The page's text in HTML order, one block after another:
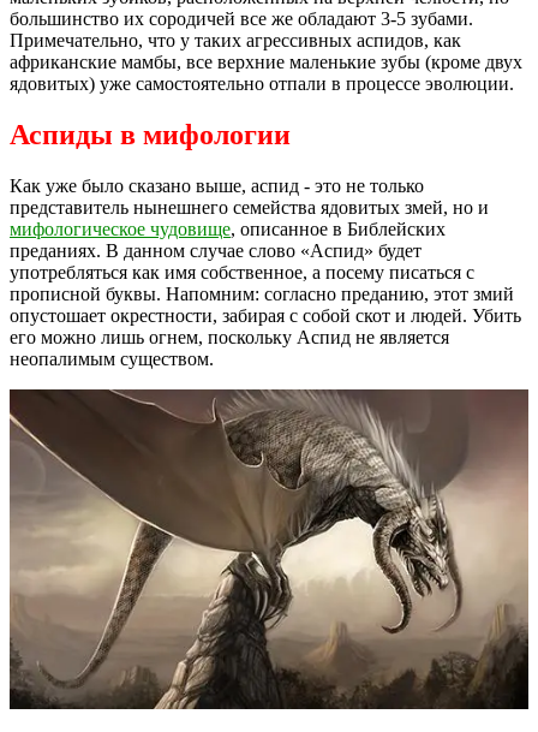
большинство их сородичей все же обладают 3-5 зубами.
Примечательно, что у таких агрессивных аспидов, как
африканские мамбы, все верхние маленькие зубы (кроме двух
ядовитых) уже самостоятельно отпали в процессе эволюции.
Аспиды в мифологии
Как уже было сказано выше, аспид - это не только
представитель нынешнего семейства ядовитых змей, но и
мифологическое чудовище, описанное в Библейских
преданиях. В данном случае слово «Аспид» будет
употребляться как имя собственное, а посему писаться с
прописной буквы. Напомним: согласно преданию, этот змий
опустошает окрестности, забирая с собой скот и людей. Убить
его можно лишь огнем, поскольку Аспид не является
неопалимым существом.